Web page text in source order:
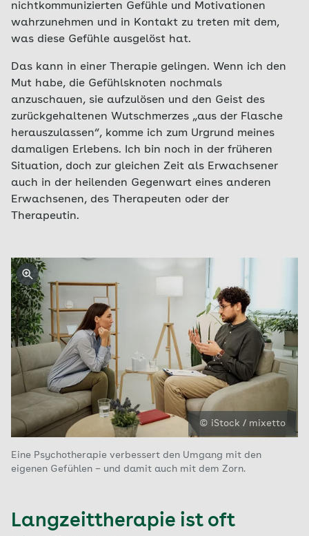
nichtkommunizierten Gefühle und Motivationen
wahrzunehmen und in Kontakt zu treten mit dem,
was diese Gefühle ausgelöst hat.
Das kann in einer Therapie gelingen. Wenn ich den
Mut habe, die Gefühlsknoten nochmals
anzuschauen, sie aufzulösen und den Geist des
zurückgehaltenen Wutschmerzes „aus der Flasche
herauszulassen“, komme ich zum Urgrund meines
damaligen Erlebens. Ich bin noch in der früheren
Situation, doch zur gleichen Zeit als Erwachsener
auch in der heilenden Gegenwart eines anderen
Erwachsenen, des Therapeuten oder der
Therapeutin.
© iStock / mixetto
Eine Psychotherapie verbessert den Umgang mit den
eigenen Gefühlen – und damit auch mit dem Zorn.
Langzeittherapie ist oft